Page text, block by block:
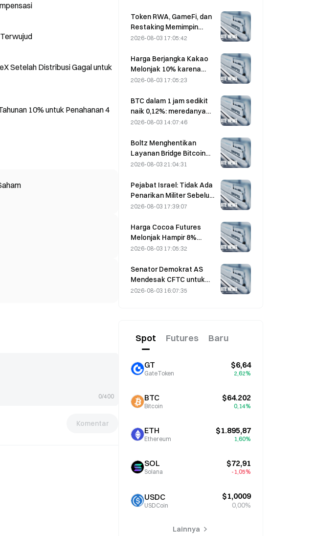
Senilai $1M sebagai Kompensasi
Setelah Distribusi Gagal untuk
10% untuk Penahanan 4
0/400
Komentar
Terdampak pada 27%
Pangsa Pasarnya
Token RWA, GameFi, dan
Restaking Memimpin
Kinerja Pasar pada Juli
2026-08-03 17:05:42
Harga Berjangka Kakao
Melonjak 10% karena
Kekhawatiran Pasokan,
2026-08-03 17:05:23
BTC dalam 1 jam sedikit
naik 0,12%: meredanya
ketegangan geopolitik
sejalan mendorong
rebound jangka pendek
2026-08-03 14:07:46
Boltz Menghentikan
Layanan Bridge Bitcoin
Tanpa Batas Setelah
2026-08-03 21:04:31
Pejabat Israel: Tidak Ada
Penarikan Militer Sebelum
Hamas Melucuti Senjata
2026-08-03 17:39:07
Harga Cocoa Futures
Melonjak Hampir 8%
Dalam Sehari Pada Jumat
Pelaku Pasar
2026-08-03 17:05:32
Senator Demokrat AS
Mendesak CFTC untuk
Membatasi Produk
2026-08-03 16:07:35
Spot Futures Baru
GT
GateToken
$6,64
2,62%
BTC
Bitcoin
$64.202
0,14%
ETH
Ethereum
$1.895,87
1,60%
SOL
Solana
$72,91
-1,05%
USDC
USDCoin
$1,0009
0,00%
Lainnya